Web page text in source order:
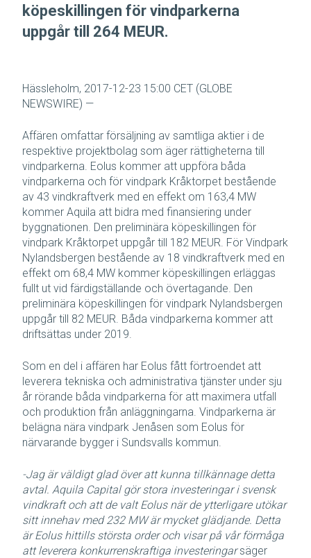
köpeskillingen för vindparkerna
uppgår till 264 MEUR.
Hässleholm, 2017-12-23 15:00 CET (GLOBE
NEWSWIRE) —
Affären omfattar försäljning av samtliga aktier i de
respektive projektbolag som äger rättigheterna till
vindparkerna. Eolus kommer att uppföra båda
vindparkerna och för vindpark Kråktorpet bestående
av 43 vindkraftverk med en effekt om 163,4 MW
kommer Aquila att bidra med finansiering under
byggnationen. Den preliminära köpeskillingen för
vindpark Kråktorpet uppgår till 182 MEUR. För Vindpark
Nylandsbergen bestående av 18 vindkraftverk med en
effekt om 68,4 MW kommer köpeskillingen erläggas
fullt ut vid färdigställande och övertagande. Den
preliminära köpeskillingen för vindpark Nylandsbergen
uppgår till 82 MEUR. Båda vindparkerna kommer att
driftsättas under 2019.
Som en del i affären har Eolus fått förtroendet att
leverera tekniska och administrativa tjänster under sju
år rörande båda vindparkerna för att maximera utfall
och produktion från anläggningarna. Vindparkerna är
belägna nära vindpark Jenåsen som Eolus för
närvarande bygger i Sundsvalls kommun.
-Jag är väldigt glad över att kunna tillkännage detta
avtal. Aquila Capital gör stora investeringar i svensk
vindkraft och att de valt Eolus när de ytterligare utökar
sitt innehav med 232 MW är mycket glädjande. Detta
är Eolus hittills största order och visar på vår förmåga
att leverera konkurrenskraftiga investeringarsäger